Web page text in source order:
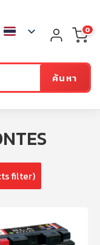
ค้นหา
0
filter)